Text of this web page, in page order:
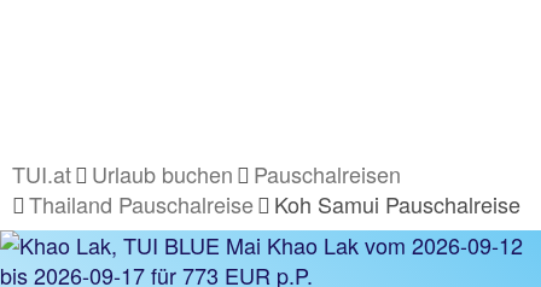
TUI.at Urlaub buchen
Pauschalreisen
Thailand Pauschalreise
Koh Samui Pauschalreise